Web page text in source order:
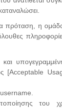
πρόταση, η
[Acceptable
του